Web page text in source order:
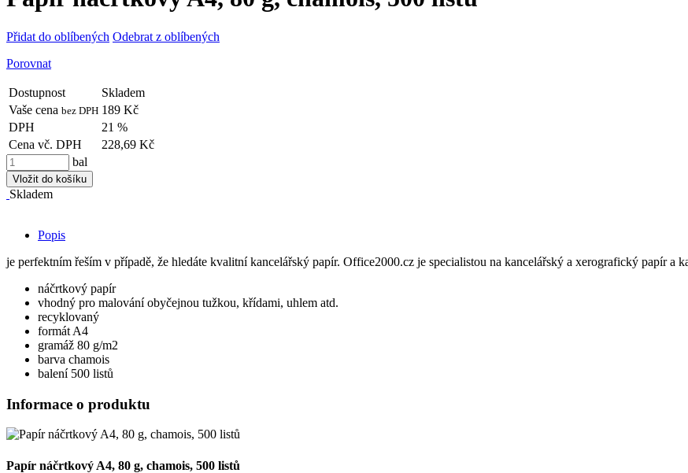
Přidat do oblíbených Odebrat z oblíbených
Porovnat
Dostupnost
Skladem
Vaše cena bez DPH 189 Kč
DPH
21 %
Cena vč. DPH
228,69 Kč
bal
Vložit do košíku
Skladem
Popis
je perfektním řeším v případě, že hledáte kvalitní kancelářský papír. Office2000.cz je specialistou na kancelářský a xerografický papír a
náčrtkový papír
vhodný pro malování obyčejnou tužkou, křídami, uhlem atd.
recyklovaný
formát A4
gramáž 80 g/m2
barva chamois
balení 500 listů
Informace o produktu
Papír náčrtkový A4, 80 g, chamois, 500 listů